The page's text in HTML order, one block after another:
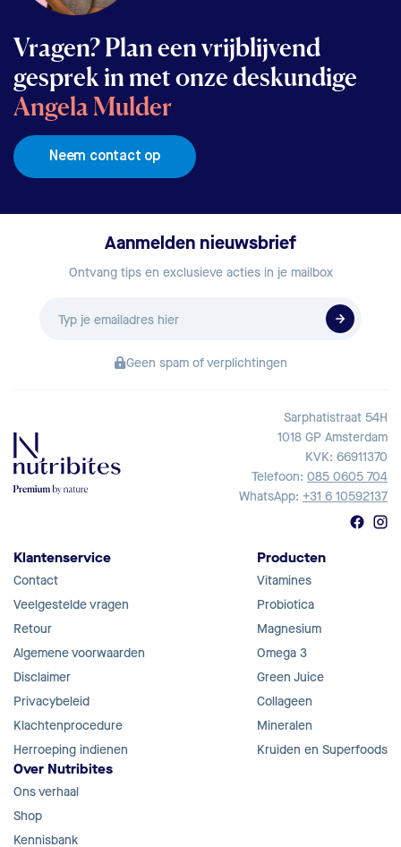
Vragen? Plan een vrijblijvend
gesprek in met onze deskundige
Angela Mulder
Neem contact op
Aanmelden nieuwsbrief
Ontvang tips en exclusieve acties in je mailbox
Geen spam of verplichtingen
Sarphatistraat 54H
1018 GP Amsterdam
KVK: 66911370
Telefoon: 085 0605 704
WhatsApp: +31 6 10592137
Klantenservice
Contact
Veelgestelde vragen
Retour
Algemene voorwaarden
Disclaimer
Privacybeleid
Klachtenprocedure
Herroeping indienen
Producten
Vitamines
Probiotica
Magnesium
Omega 3
Green Juice
Collageen
Mineralen
Kruiden en Superfoods
Over Nutribites
Ons verhaal
Shop
Kennisbank